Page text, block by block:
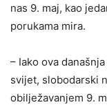
nas 9. maj, kao
porukama mira.
– Iako ova
svijet, slobodarski
obilježavanjem 9.